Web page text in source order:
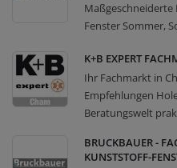
Maßgeschneiderte
Fenster Sommer,
K+B EXPERT
Ihr Fachmarkt in
Empfehlungen
Beratungswelt
BRUCKBAUER -
KUNSTSTOFF-